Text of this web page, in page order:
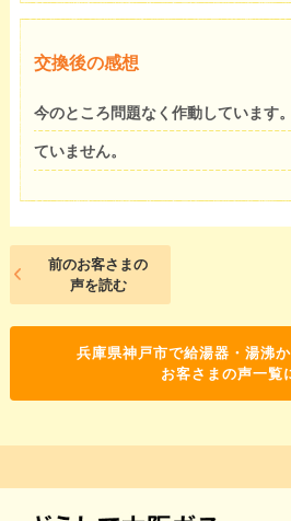
交換後の感想
今のところ問題なく作動しています
ていません。
前のお客さまの
声を読む
兵庫県神戸市で給湯器・湯沸
お客さまの声一覧